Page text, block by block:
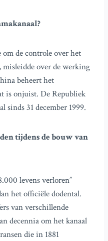
de controle over het
misleidde over de werking
beheert het
is onjuist. De Republiek
sinds 31 december 1999.
tijdens de bouw van
levens verloren”
het officiële dodental.
van verschillende
decennia om het kanaal
die in 1881